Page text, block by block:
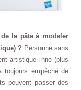
la pâte à modeler
? Personne sans
artistique inné (plus
toujours empêché de
peuvent passer des